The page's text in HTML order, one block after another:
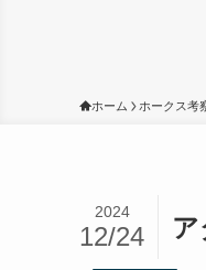
ホーム ホークス考
2024
12/24